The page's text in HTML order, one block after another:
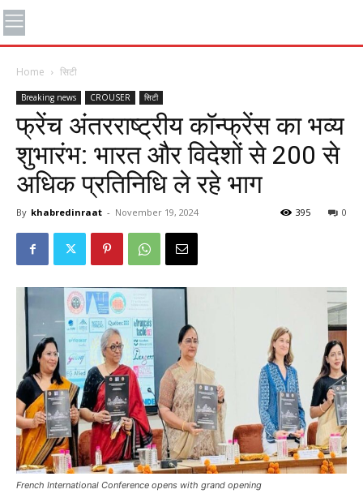
Home सिटी
Breaking news CROUSER सिटी
फ्रेंच अंतरराष्ट्रीय कॉन्फ्रेंस का भव्य
शुभारंभ: भारत और विदेशों से 200 से
अधिक प्रतिनिधि ले रहे भाग
By khabredinraat - November 19, 2024 0
395
French International Conference opens with grand opening